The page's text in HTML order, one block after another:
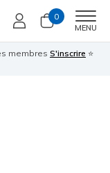
0
MENU
membres S'inscrire ⭐